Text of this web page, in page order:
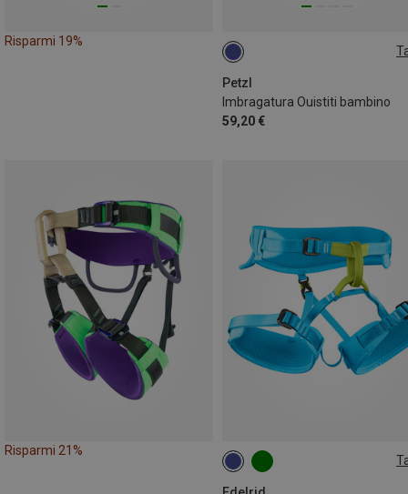
Risparmi 19%
Petzl
Imbragatura Ouistiti bambino
59,20 €
XXS-S
Risparmi 21%
XS | 50-70CM XXS | 40-60CM